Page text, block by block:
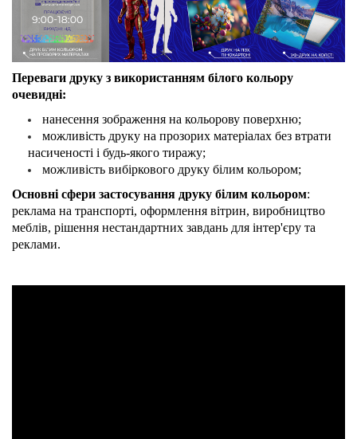
Переваги друку з використанням білого кольору
очевидні:
нанесення зображення на кольорову поверхню;
можливість друку на прозорих матеріалах без втрати
насиченості і будь-якого тиражу;
можливість вибіркового друку білим кольором;
Основні сфери застосування друку білим кольором:
реклама на транспорті, оформлення вітрин, виробництво
меблів, рішення нестандартних завдань для інтер'єру та
реклами.